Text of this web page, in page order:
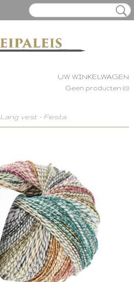
UW WINKELWAGEN
Geen producten (0)
Lang vest - Fiesta